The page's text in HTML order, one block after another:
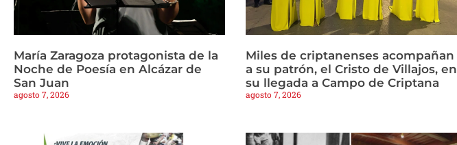
María Zaragoza protagonista de la
Noche de Poesía en Alcázar de
San Juan
agosto 7, 2026
Miles de criptanenses acompañan
a su patrón, el Cristo de Villajos, en
su llegada a Campo de Criptana
agosto 7, 2026